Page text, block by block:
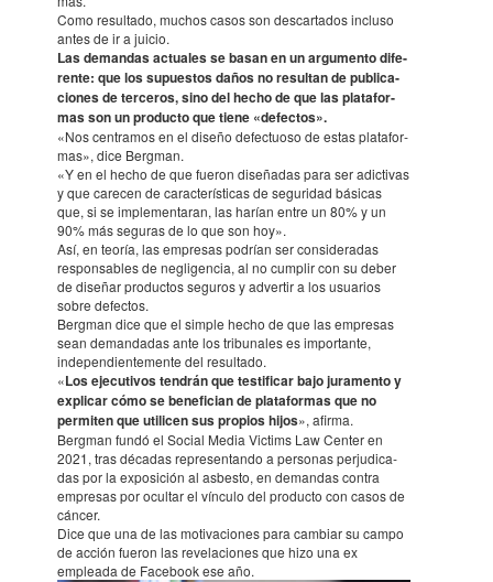
Como resul­tado, muchos casos son descar­ta­dos incluso
antes de ir a juicio.
Las deman­das actua­les se basan en un argu­mento dife­
rente: que los supues­tos daños no resul­tan de publi­ca­
cio­nes de terce­ros, sino del hecho de que las plata­for­
mas son un producto que tiene «defec­tos».
«Nos centra­mos en el diseño defec­tuoso de estas plata­for­
mas», dice Berg­man.
«Y en el hecho de que fueron diseña­das para ser adic­ti­vas
y que care­cen de carac­te­rís­ti­cas de seguri­dad bási­cas
que, si se imple­men­ta­ran, las harían entre un 80% y un
90% más seguras de lo que son hoy».
Así, en teoría, las empre­sas podrían ser conside­ra­das
respon­sa­bles de negli­gen­cia, al no cumplir con su deber
de diseñar produc­tos seguros y adver­tir a los usua­rios
sobre defec­tos.
Berg­man dice que el simple hecho de que las empre­sas
sean deman­da­das ante los tribu­na­les es impor­tante,
indepen­dien­te­mente del resul­tado.
«Los ejecuti­vos tendrán que testi­fi­car bajo jura­mento y
expli­car cómo se benefi­cian de plata­for­mas que no
permiten que utili­cen sus propios hijos», afirma.
Berg­man fundó el Social Media Victims Law Center en
2021, tras déca­das repre­sen­tando a perso­nas perjudi­ca­
das por la expo­si­ción al asbesto, en deman­das contra
empre­sas por ocul­tar el vínculo del producto con casos de
cáncer.
Dice que una de las moti­va­cio­nes para cambiar su campo
de acción fueron las revela­cio­nes que hizo una ex
empleada de Facebook ese año.